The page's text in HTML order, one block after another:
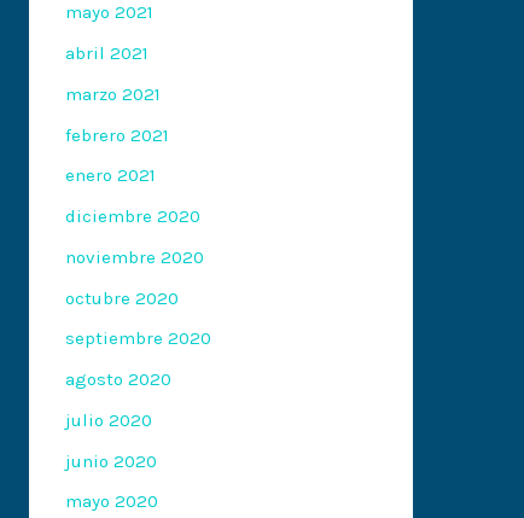
mayo 2021
abril 2021
marzo 2021
febrero 2021
enero 2021
diciembre 2020
noviembre 2020
octubre 2020
septiembre 2020
agosto 2020
julio 2020
junio 2020
mayo 2020